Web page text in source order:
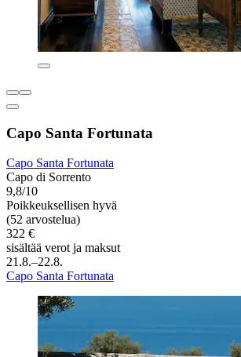
Capo Santa Fortunata
Capo Santa Fortunata
Capo di Sorrento
9,8/10
Poikkeuksellisen hyvä
(52 arvostelua)
322 €
sisältää verot ja maksut
21.8.–22.8.
Capo Santa Fortunata